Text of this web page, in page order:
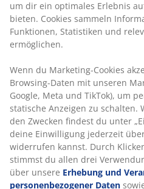
Artikelnummer: 3630077
Aufbauanleitung
Bewertungen
(11)
Wenn du Marketing-Cookies
deine Browsing-Daten mit
(z. B. Google, Meta und TikTok),
zu den Zwecken findest du
du auch deine Einwilligung
Symbol widerrufen kannst.
akzeptieren“ stimmst du allen
Verwendungszwecken zu. Lies
Erhebung und Verarbeitung
Datensowie unsereCookie-